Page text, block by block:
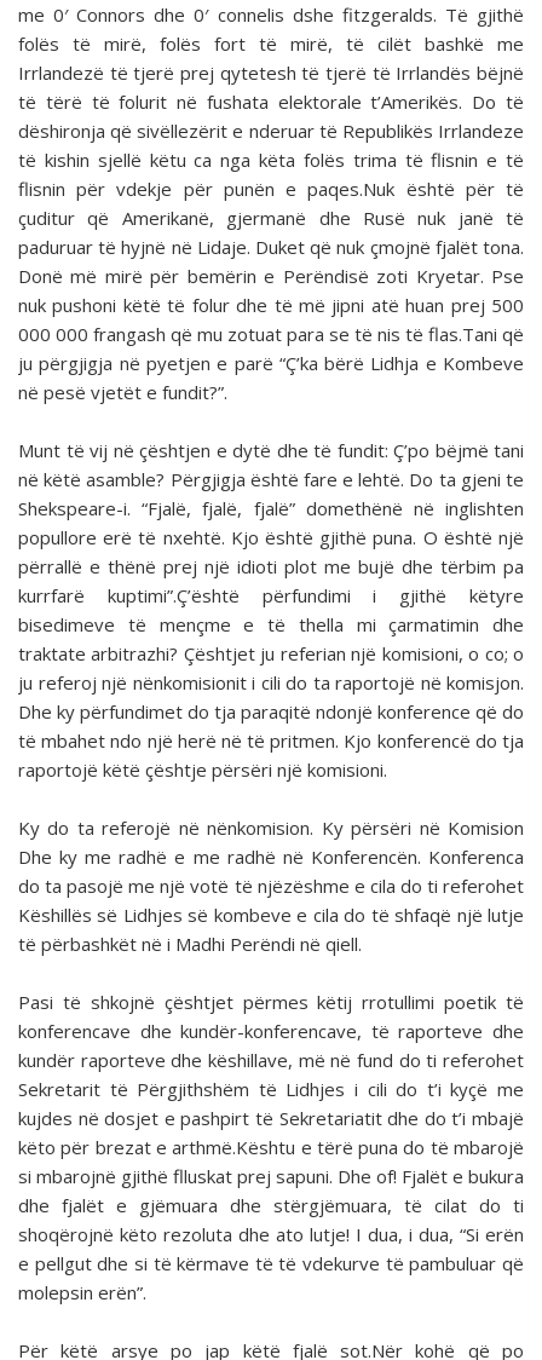
me 0′ Connors dhe 0′ connelis dshe fitzgeralds. Të gjithë
folës të mirë, folës fort të mirë, të cilët bashkë me
Irrlandezë të tjerë prej qytetesh të tjerë të Irrlandës bëjnë
të tërë të folurit në fushata elektorale t’Amerikës. Do të
dëshironja që sivëllezërit e nderuar të Republikës Irrlandeze
të kishin sjellë këtu ca nga këta folës trima të flisnin e të
flisnin për vdekje për punën e paqes.Nuk është për të
çuditur që Amerikanë, gjermanë dhe Rusë nuk janë të
paduruar të hyjnë në Lidaje. Duket që nuk çmojnë fjalët tona.
Donë më mirë për bemërin e Perëndisë zoti Kryetar. Pse
nuk pushoni këtë të folur dhe të më jipni atë huan prej 500
000 000 frangash që mu zotuat para se të nis të flas.Tani që
ju përgjigja në pyetjen e parë “Ç’ka bërë Lidhja e Kombeve
në pesë vjetët e fundit?”.
Munt të vij në çështjen e dytë dhe të fundit: Ç’po bëjmë tani
në këtë asamble? Përgjigja është fare e lehtë. Do ta gjeni te
Shekspeare-i. “Fjalë, fjalë, fjalë” domethënë në inglishten
popullore erë të nxehtë. Kjo është gjithë puna. O është një
përrallë e thënë prej një idioti plot me bujë dhe tërbim pa
kurrfarë kuptimi”.Ç’është përfundimi i gjithë këtyre
bisedimeve të mençme e të thella mi çarmatimin dhe
traktate arbitrazhi? Çështjet ju referian një komisioni, o co; o
ju referoj një nënkomisionit i cili do ta raportojë në komisjon.
Dhe ky përfundimet do tja paraqitë ndonjë konference që do
të mbahet ndo një herë në të pritmen. Kjo konferencë do tja
raportojë këtë çështje përsëri një komisioni.
Ky do ta referojë në nënkomision. Ky përsëri në Komision
Dhe ky me radhë e me radhë në Konferencën. Konferenca
do ta pasojë me një votë të njëzëshme e cila do ti referohet
Këshillës së Lidhjes së kombeve e cila do të shfaqë një lutje
të përbashkët në i Madhi Perëndi në qiell.
Pasi të shkojnë çështjet përmes këtij rrotullimi poetik të
konferencave dhe kundër-konferencave, të raporteve dhe
kundër raporteve dhe këshillave, më në fund do ti referohet
Sekretarit të Përgjithshëm të Lidhjes i cili do t’i kyçë me
kujdes në dosjet e pashpirt të Sekretariatit dhe do t’i mbajë
këto për brezat e arthmë.Kështu e tërë puna do të mbarojë
si mbarojnë gjithë flluskat prej sapuni. Dhe of! Fjalët e bukura
dhe fjalët e gjëmuara dhe stërgjëmuara, të cilat do ti
shoqërojnë këto rezoluta dhe ato lutje! I dua, i dua, “Si erën
e pellgut dhe si të kërmave të të vdekurve të pambuluar që
molepsin erën”.
Për këtë arsye po jap këtë fjalë sot.Nër kohë që po